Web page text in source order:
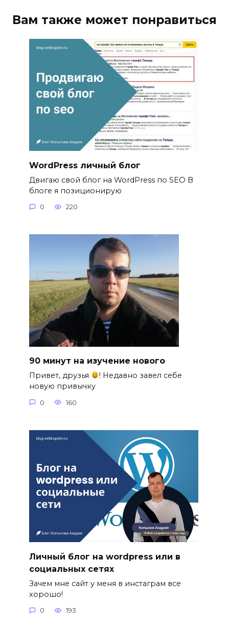
Вам также может понравиться
WordPress личный блог
Двигаю свой блог на WordPress по SEO В
блоге я позиционирую
0 220
90 минут на изучение нового
Привет, друзья
! Недавно завел себе
новую привычку
0 160
Личный блог на wordpress или в
социальных сетях
Зачем мне сайт у меня в инстаграм все
хорошо!
0 193